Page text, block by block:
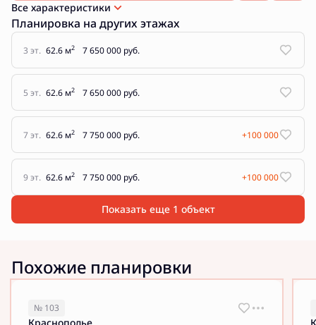
Все характеристики
Планировка на других этажах
3 эт. 62.6 м2 7 650 000 руб.
5 эт. 62.6 м2 7 650 000 руб.
7 эт. 62.6 м2 7 750 000 руб. +100 000
9 эт. 62.6 м2 7 750 000 руб. +100 000
Показать еще 1 объект
Похожие планировки
№ 103